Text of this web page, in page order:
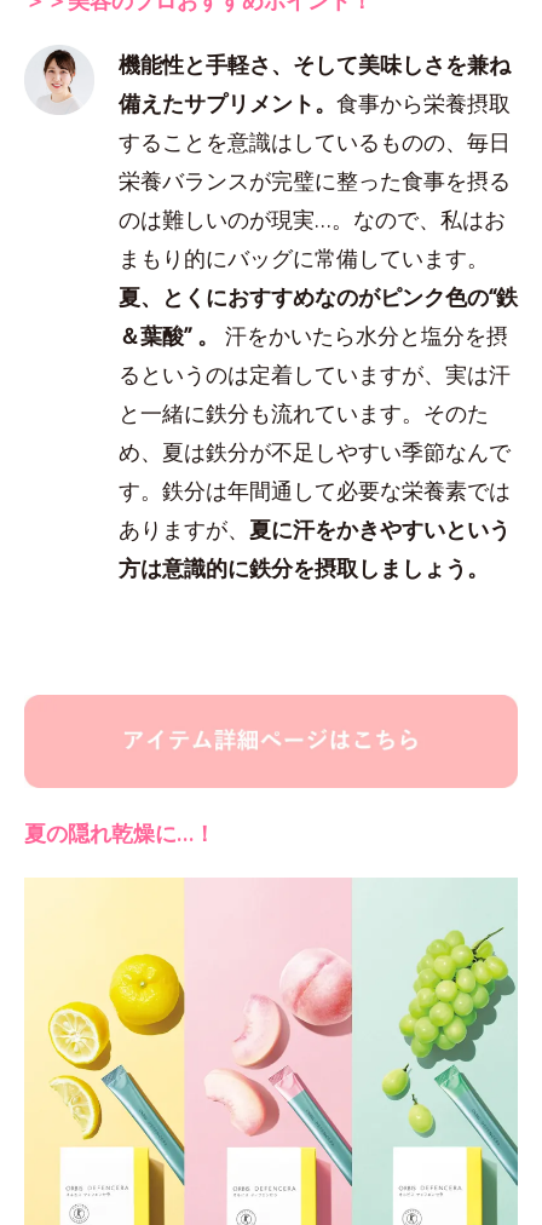
機能性と手軽さ、そして美味しさを兼ね
備えたサプリメント。食事から栄養摂取
することを意識はしているものの、毎日
栄養バランスが完璧に整った食事を摂る
のは難しいのが現実…。なので、私はお
まもり的にバッグに常備しています。
夏、とくにおすすめなのがピンク色の“鉄
＆葉酸” 。汗をかいたら水分と塩分を摂
るというのは定着していますが、実は汗
と一緒に鉄分も流れています。そのた
め、夏は鉄分が不足しやすい季節なんで
す。鉄分は年間通して必要な栄養素では
ありますが、 夏に汗をかきやすいという
方は意識的に鉄分を摂取しましょう。
夏の隠れ乾燥に…！